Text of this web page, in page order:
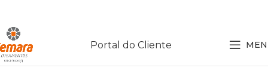
Portal do Cliente